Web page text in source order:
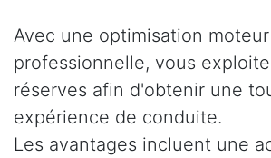
Avec une optimisation moteur
professionnelle, vous
réserves afin d'obtenir une
expérience de conduite.
Les avantages incluent une